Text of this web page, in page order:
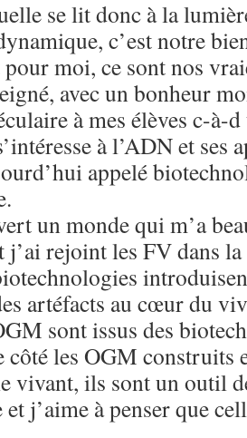
se lit donc à la
c’est notre
moi, ce sont nos
avec un bonheur
à mes élèves c-à-
à l’ADN et ses
appelé
un monde qui m’a
j’ai rejoint les FV dans
artéfacts au cœur du
sont issus des
côté les OGM construits
vivant, ils sont un outil
j’aime à penser que